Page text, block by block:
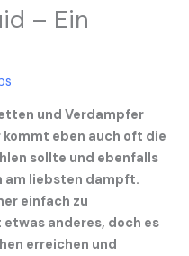
– Ein
und Verdampfer
kommt eben auch oft die
sollte und ebenfalls
am liebsten dampft.
einfach zu
anderes, doch es
erreichen und